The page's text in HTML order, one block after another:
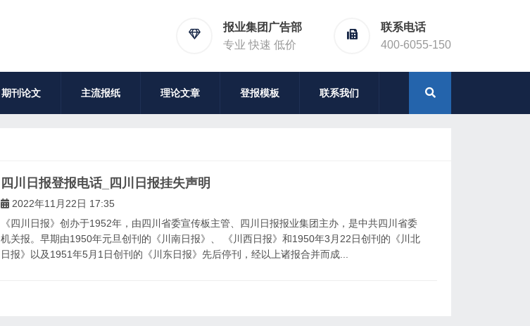
报业集团广告部
专业 快速 低价
联系电话
400-6055-150
期刊论文 主流报纸 理论文章 登报模板 联系我们
四川日报登报电话_四川日报挂失声明
2022年11月22日 17:35
《四川日报》创办于1952年，由四川省委宣传板主管、四川日报报业集团主办，是中共四川省委
机关报。早期由1950年元旦创刊的《川南日报》、 《川西日报》和1950年3月22日创刊的《川北
日报》以及1951年5月1日创刊的《川东日报》先后停刊，经以上诸报合并而成...